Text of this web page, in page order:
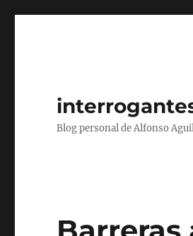
Blog personal de Alfonso